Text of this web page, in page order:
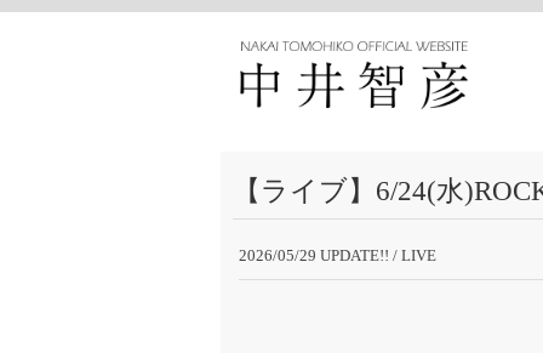
【ライブ】6/24(水
2026/05/29 UPDATE!! / LIVE